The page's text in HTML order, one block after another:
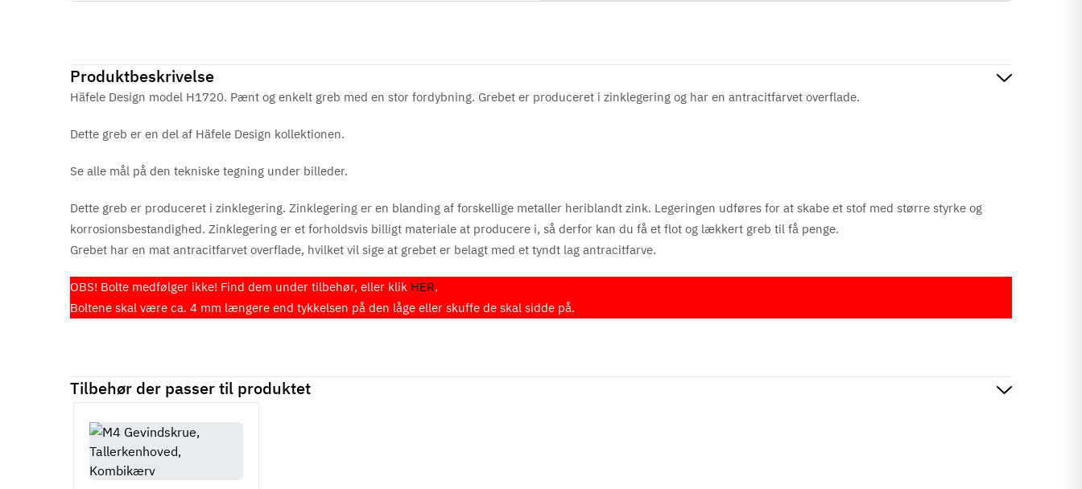
Produktbeskrivelse
Häfele Design model H1720. Pænt og enkelt greb med en stor fordybning. Grebet er produceret i zinklegering og har en antracitfarvet overflade.
Dette greb er en del af Häfele Design kollektionen.
Se alle mål på den tekniske tegning under billeder.
Dette greb er produceret i zinklegering. Zinklegering er en blanding af forskellige metaller heriblandt zink. Legeringen udføres for at skabe et stof med større styrke og
korrosionsbestandighed. Zinklegering er et forholdsvis billigt materiale at producere i, så derfor kan du få et flot og lækkert greb til få penge.
Grebet har en mat antracitfarvet overflade, hvilket vil sige at grebet er belagt med et tyndt lag antracitfarve.
OBS! Bolte medfølger ikke! Find dem under tilbehør, eller klik HER.
Boltene skal være ca. 4 mm længere end tykkelsen på den låge eller skuffe de skal sidde på.
Tilbehør der passer til produktet